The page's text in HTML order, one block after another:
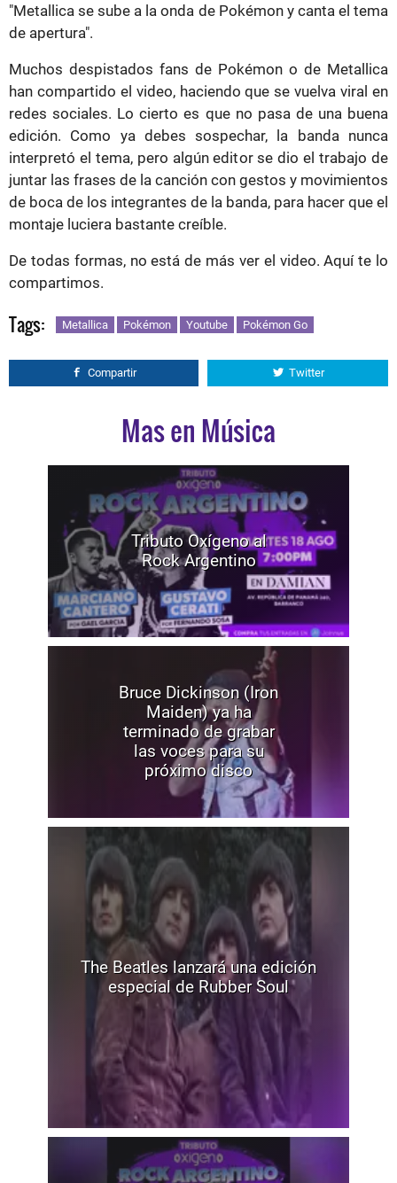
"Metallica se sube a la onda de Pokémon y canta el tema
de apertura".
Muchos despistados fans de Pokémon o de Metallica
han compartido el video, haciendo que se vuelva viral en
redes sociales. Lo cierto es que no pasa de una buena
edición. Como ya debes sospechar, la banda nunca
interpretó el tema, pero algún editor se dio el trabajo de
juntar las frases de la canción con gestos y movimientos
de boca de los integrantes de la banda, para hacer que el
montaje luciera bastante creíble.
De todas formas, no está de más ver el video. Aquí te lo
compartimos.
Tags: Metallica Pokémon Youtube Pokémon Go
Compartir Twitter
Mas en Música
Tributo Oxígeno al
Rock Argentino
Bruce Dickinson (Iron
Maiden) ya ha
terminado de grabar
las voces para su
próximo disco
The Beatles lanzará una edición
especial de Rubber Soul